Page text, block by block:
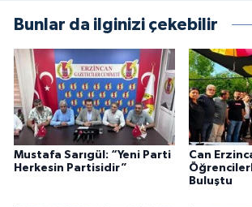
Bunlar da ilginizi çekebilir
Mustafa Sarıgül: “Yeni Parti
Herkesin Partisidir”
Can
Buluştu